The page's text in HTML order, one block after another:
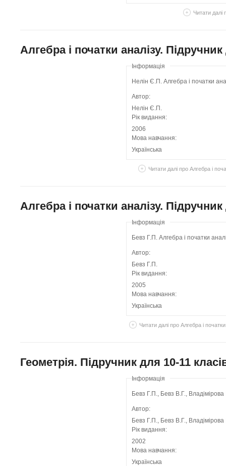
Читати далі
Алгебра і початки аналізу.
Інформація
Нелін Є.П. Алгебра і початки
Автор:
Нелін Є.П.
Рік видання:
2006
Мова навчання:
Українська
Читати далі про Алгебра і
Алгебра і початки аналізу.
Інформація
Бевз Г.П. Алгебра і початки
Автор:
Бевз Г.П.
Рік видання:
2005
Мова навчання:
Українська
Читати далі про Алгебра і
Геометрія. Підручник для 10-11
Інформація
Бевз Г.П., Бевз В.Г.,
Автор:
Бевз Г.П., Бевз В.Г., Владімірова
Рік видання:
2002
Мова навчання:
Українська